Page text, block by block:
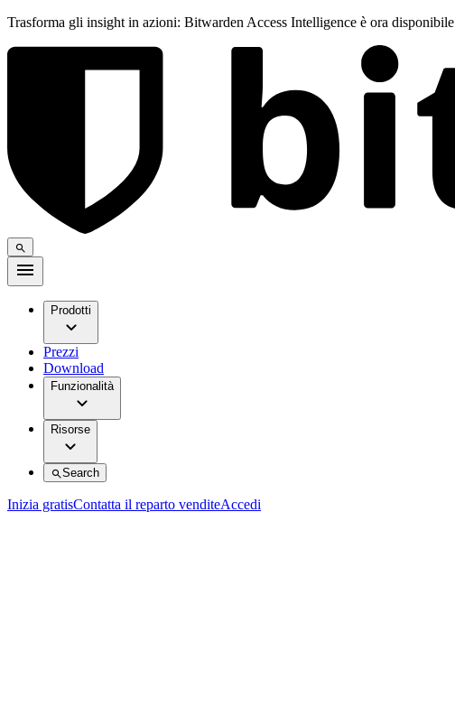
Trasforma gli insight in azioni: Bitwarden Access Intelligence è ora disponibile
Prodotti
Prezzi
Download
Funzionalità
Risorse
Search
Inizia gratisContatta il reparto venditeAccedi